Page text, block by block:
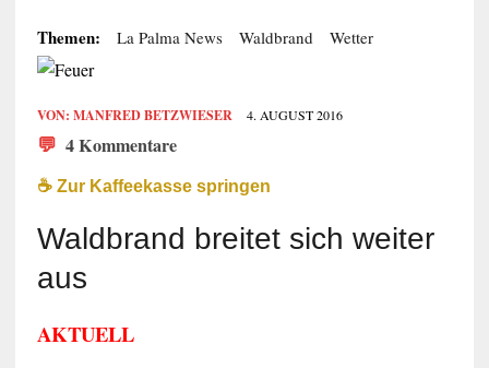
Themen: La Palma News Waldbrand Wetter
VON: MANFRED BETZWIESER 4. AUGUST 2016
💬 4 Kommentare
☕️ Zur Kaffeekasse springen
Waldbrand breitet sich weiter
aus
AKTUELL